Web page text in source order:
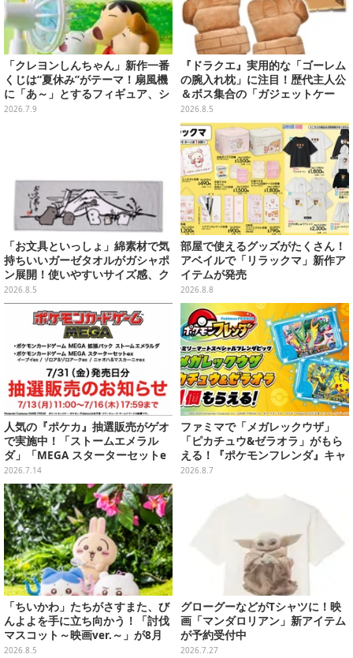
「クレヨンしんちゃん」新作一番
くじは“夏休み”がテーマ！扇風機
に「あ～」とするフィギュア、シ
ロのボウル皿など夏全開のライン
2026.7.9
『ドラクエ』実用的な「ゴーレム
の腕入れ枕」に注目！歴代主人公
＆ボス集合の「ガジェットケー
ス」ほか9プライズが8月順次展開
2026.8.5
「お文具といっしょ」綿素材で気
持ちいいガーゼタオルがガシャポ
ン展開！使いやすいサイズ感、ク
ールな和柄や可愛らしいお寿司な
ど全4種
2026.8.5
部屋で使えるグッズがたくさん！
アベイルで「リラックマ」新作ア
イテムが発売
2026.8.8
人気の『ポケカ』抽選販売がゲオ
で実施中！「ストームエメラル
ダ」「MEGA スターターセットe
x」各種の全4商品
2026.7.14
ファミマで「メガレックウザ」
「ピカチュウ&ゼラオラ」がもら
える！『ポケモンフレンダ』キャ
ンペーンが8月11日開始
2026.8.7
「ちいかわ」たちがさすまた、び
んよよを手に立ち向かう！「討伐
マスコット～映画ver.～」が8月
中旬より順次展開
2026.8.5
グローグーなどがTシャツに！映
画「マンダロリアン」新アイテム
が予約受付中
2026.7.27